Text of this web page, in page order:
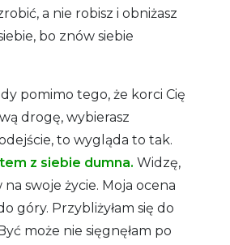
a nie robisz i obniżasz
bo znów siebie
pomimo tego, że korci Cię
drogę, wybierasz
to wygląda to tak.
z siebie dumna. Widzę,
na swoje życie. Moja ocena
góry. Przybliżyłam się do
może nie sięgnęłam po